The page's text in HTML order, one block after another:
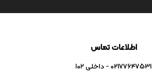
اطلاعات تماس
02177647531 - داخلی ۱۰۲